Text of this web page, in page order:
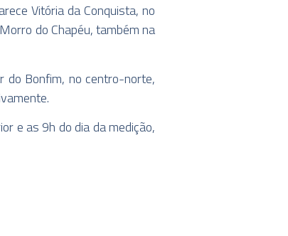
Vitória da Conquista, no
do Chapéu, também na
do Bonfim, no centro-norte,
e as 9h do dia da medição,